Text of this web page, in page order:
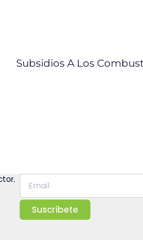
Subsidios A Los
Suscríbete